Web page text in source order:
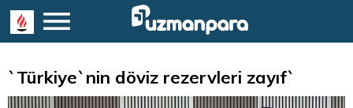
`Türkiye`nin döviz rezervleri zayıf`